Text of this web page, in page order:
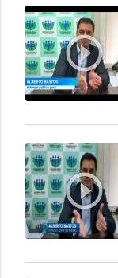
play_circle_outline
play_circle_outline